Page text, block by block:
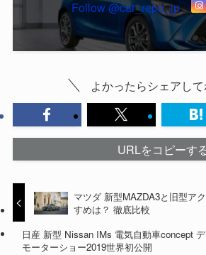
Follow @car_repo_jp
よかったらシェアして
URLをコピーす
マツダ 新型MAZDA3と旧型ア
すめは？ 徹底比較
日産 新型 Nissan IMs 電気自動車concept
モーターショー2019世界初公開